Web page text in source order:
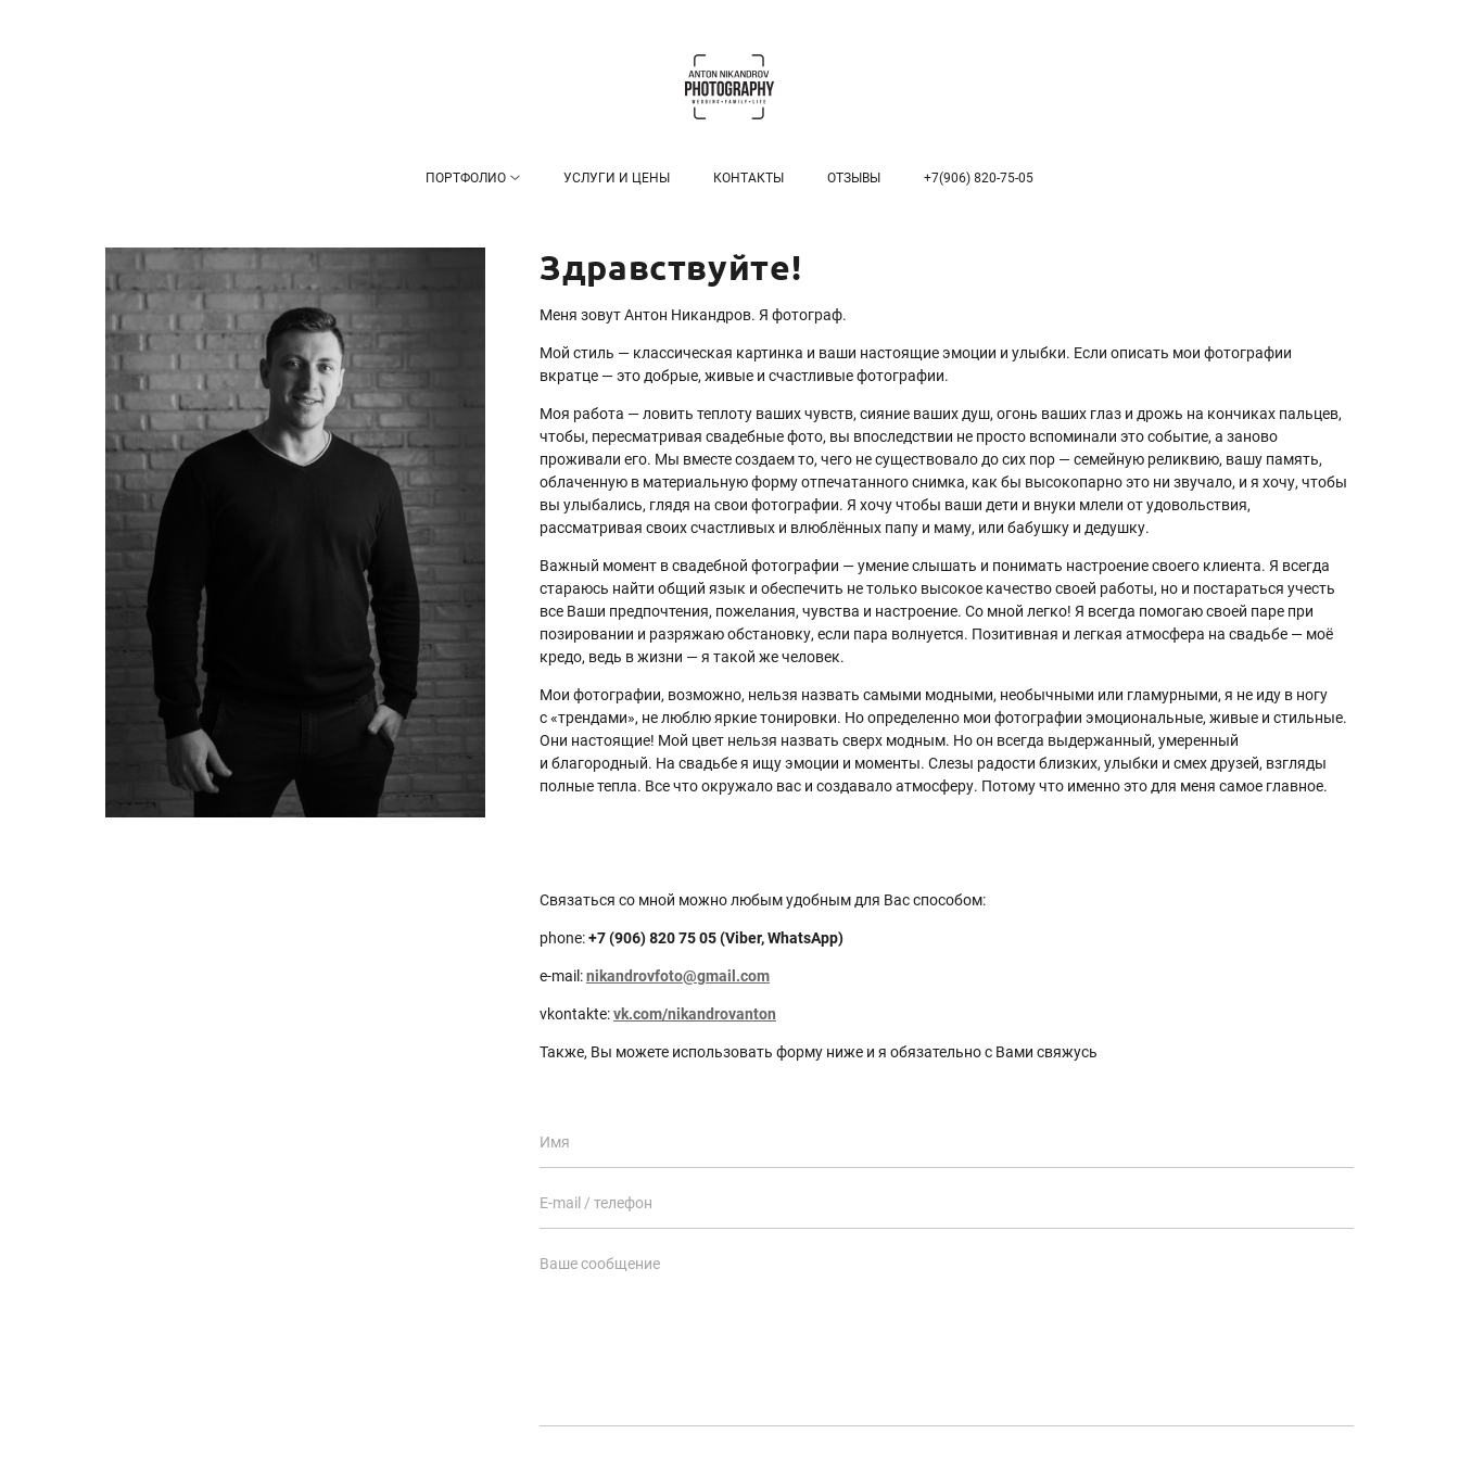
ПОРТФОЛИО УСЛУГИ И ЦЕНЫ КОНТАКТЫ ОТЗЫВЫ +7(906) 820-75-05
Здравствуйте!
Меня зовут Антон Никандров. Я фотограф.
Мой стиль — классическая картинка и ваши настоящие эмоции и улыбки. Если описать мои фотографии
вкратце — это добрые, живые и счастливые фотографии.
Моя работа — ловить теплоту ваших чувств, сияние ваших душ, огонь ваших глаз и дрожь на кончиках пальцев,
чтобы, пересматривая свадебные фото, вы впоследствии не просто вспоминали это событие, а заново
проживали его. Мы вместе создаем то, чего не существовало до сих пор — семейную реликвию, вашу память,
облаченную в материальную форму отпечатанного снимка, как бы высокопарно это ни звучало, и я хочу, чтобы
вы улыбались, глядя на свои фотографии. Я хочу чтобы ваши дети и внуки млели от удовольствия,
рассматривая своих счастливых и влюблённых папу и маму, или бабушку и дедушку.
Важный момент в свадебной фотографии — умение слышать и понимать настроение своего клиента. Я всегда
стараюсь найти общий язык и обеспечить не только высокое качество своей работы, но и постараться учесть
все Ваши предпочтения, пожелания, чувства и настроение. Со мной легко! Я всегда помогаю своей паре при
позировании и разряжаю обстановку, если пара волнуется. Позитивная и легкая атмосфера на свадьбе — моё
кредо, ведь в жизни — я такой же человек.
Мои фотографии, возможно, нельзя назвать самыми модными, необычными или гламурными, я не иду в ногу
с «трендами», не люблю яркие тонировки. Но определенно мои фотографии эмоциональные, живые и стильные.
Они настоящие! Мой цвет нельзя назвать сверх модным. Но он всегда выдержанный, умеренный
и благородный. На свадьбе я ищу эмоции и моменты. Слезы радости близких, улыбки и смех друзей, взгляды
полные тепла. Все что окружало вас и создавало атмосферу. Потому что именно это для меня самое главное.
Связаться со мной можно любым удобным для Вас способом:
phone:+7 (906) 820 75 05 (Viber, WhatsApp)
e-mail:nikandrovfoto@gmail.com
vkontakte:vk.com/nikandrovanton
Также, Вы можете использовать форму ниже и я обязательно с Вами свяжусь